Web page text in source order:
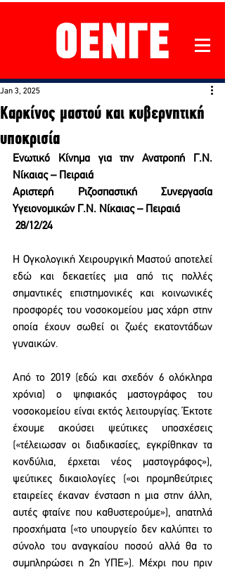
Καρκίνος μαστού και κυβερνητική
υποκρισία
Jan 3, 2025
Ενωτικό Κίνημα για την Ανατροπή Γ.Ν.
Νίκαιας – Πειραιά
Αριστερή Ριζοσπαστική Συνεργασία
Υγειονομικών Γ.Ν. Νίκαιας – Πειραιά
28/12/24
Η Ογκολογική Χειρουργική Μαστού αποτελεί
εδώ και δεκαετίες μια από τις πολλές
σημαντικές επιστημονικές και κοινωνικές
προσφορές του νοσοκομείου μας χάρη στην
οποία έχουν σωθεί οι ζωές εκατοντάδων
γυναικών.
Από το 2019 (εδώ και σχεδόν 6 ολόκληρα
χρόνια) ο ψηφιακός μαστογράφος του
νοσοκομείου είναι εκτός λειτουργίας. Έκτοτε
έχουμε ακούσει ψεύτικες υποσχέσεις
(«τέλειωσαν οι διαδικασίες, εγκρίθηκαν τα
κονδύλια, έρχεται νέος μαστογράφος»),
ψεύτικες δικαιολογίες («οι προμηθεύτριες
εταιρείες έκαναν ένσταση η μια στην άλλη,
αυτές φταίνε που καθυστερούμε»), απατηλά
προσχήματα («το υπουργείο δεν καλύπτει το
σύνολο του αναγκαίου ποσού αλλά θα το
συμπληρώσει η 2η ΥΠΕ»). Μέχρι που πριν